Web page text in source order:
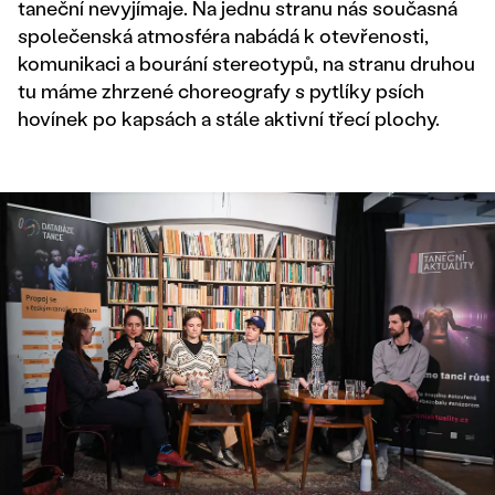
taneční nevyjímaje. Na jednu stranu nás současná
společenská atmosféra nabádá k otevřenosti,
komunikaci a bourání stereotypů, na stranu druhou
tu máme zhrzené choreografy s pytlíky psích
hovínek po kapsách a stále aktivní třecí plochy.